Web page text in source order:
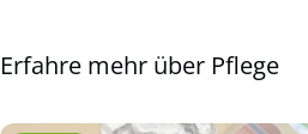
Erfahre mehr über Pflege